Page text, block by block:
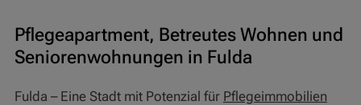
Pflegeapartment, Betreutes Wohnen und
Seniorenwohnungen in Fulda
Fulda – Eine Stadt mit Potenzial für Pflegeimmobilien